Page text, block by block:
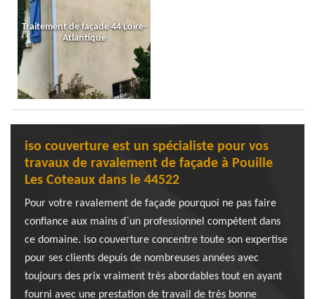
Traitement de façade 44 Loire-
Atlantique
iso couverture est un spécialiste pour vos
travaux de ravalement de façade à Pouille
Les Coteaux dans le 44522
Pour votre ravalement de façade pourquoi ne pas faire
confiance aux mains d`un professionnel compétent dans
ce domaine. iso couverture concentre toute son expertise
pour ses clients depuis de nombreuses années avec
toujours des prix vraiment très abordables tout en ayant
fourni avec une prestation de travail de très bonne